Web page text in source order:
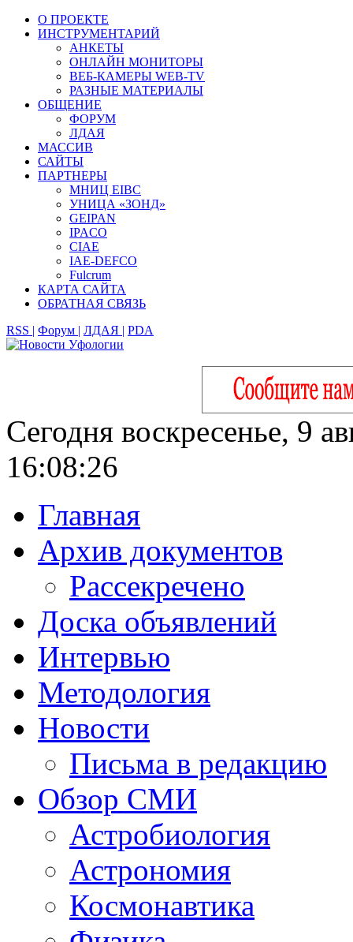
О ПРОЕКТЕ
ИНСТРУМЕНТАРИЙ
АНКЕТЫ
ОНЛАЙН МОНИТОРЫ
ВЕБ-КАМЕРЫ WEB-TV
РАЗНЫЕ МАТЕРИАЛЫ
ОБЩЕНИЕ
ФОРУМ
ЛДАЯ
МАССИВ
САЙТЫ
ПАРТНЕРЫ
МНИЦ EIBC
УНИЦА «ЗОНД»
GEIPAN
IPACO
CIAE
IAE-DEFCO
Fulcrum
КАРТА САЙТА
ОБРАТНАЯ СВЯЗЬ
RSS | Форум | ЛДАЯ | PDA
Сегодня воскресенье, 9
16:08:27
Главная
Архив документов
Рассекречено
Доска объявлений
Интервью
Методология
Новости
Письма в редакцию
Обзор СМИ
Астробиология
Астрономия
Космонавтика